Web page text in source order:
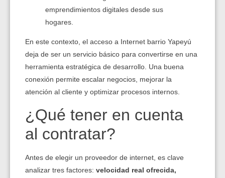
emprendimientos digitales desde sus
hogares.
En este contexto, el acceso a Internet barrio Yapeyú
deja de ser un servicio básico para convertirse en una
herramienta estratégica de desarrollo. Una buena
conexión permite escalar negocios, mejorar la
atención al cliente y optimizar procesos internos.
¿Qué tener en cuenta
al contratar?
Antes de elegir un proveedor de internet, es clave
analizar tres factores: velocidad real ofrecida,